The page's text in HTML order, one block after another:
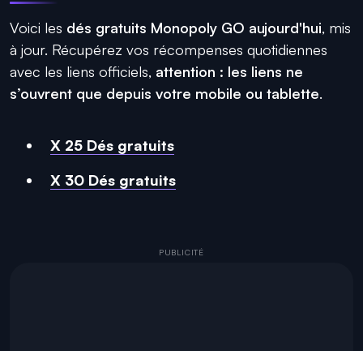
Voici les dés gratuits Monopoly GO aujourd'hui, mis
à jour. Récupérez vos récompenses quotidiennes
avec les liens officiels, attention : les liens ne
s’ouvrent que depuis votre mobile ou tablette.
X 25 Dés gratuits
X 30 Dés gratuits